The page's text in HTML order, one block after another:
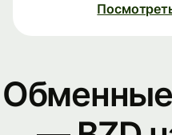
Обменные